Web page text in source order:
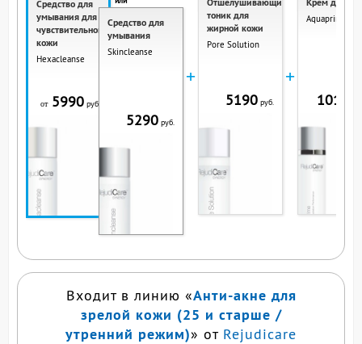
Средство для
умывания для
чувствительной
кожи
Hexacleanse
от5990 руб.
Средство для
умывания
Skincleanse
5290 руб.
+
тоник для
жирной кожи
Pore Solution
5190 руб.
+
Aquaprime
10190
Входит в линию «Анти-акне для
зрелой кожи (25 и старше /
утренний режим)» от Rejudicare